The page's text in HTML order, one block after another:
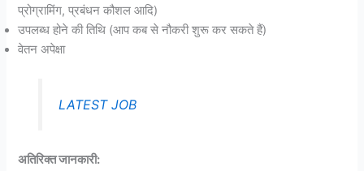
प्रोग्रामिंग, प्रबंधन कौशल आदि)
उपलब्ध होने की तिथि (आप कब से नौकरी शुरू कर सकते हैं)
वेतन अपेक्षा
LATEST JOB
अतिरिक्त जानकारी: